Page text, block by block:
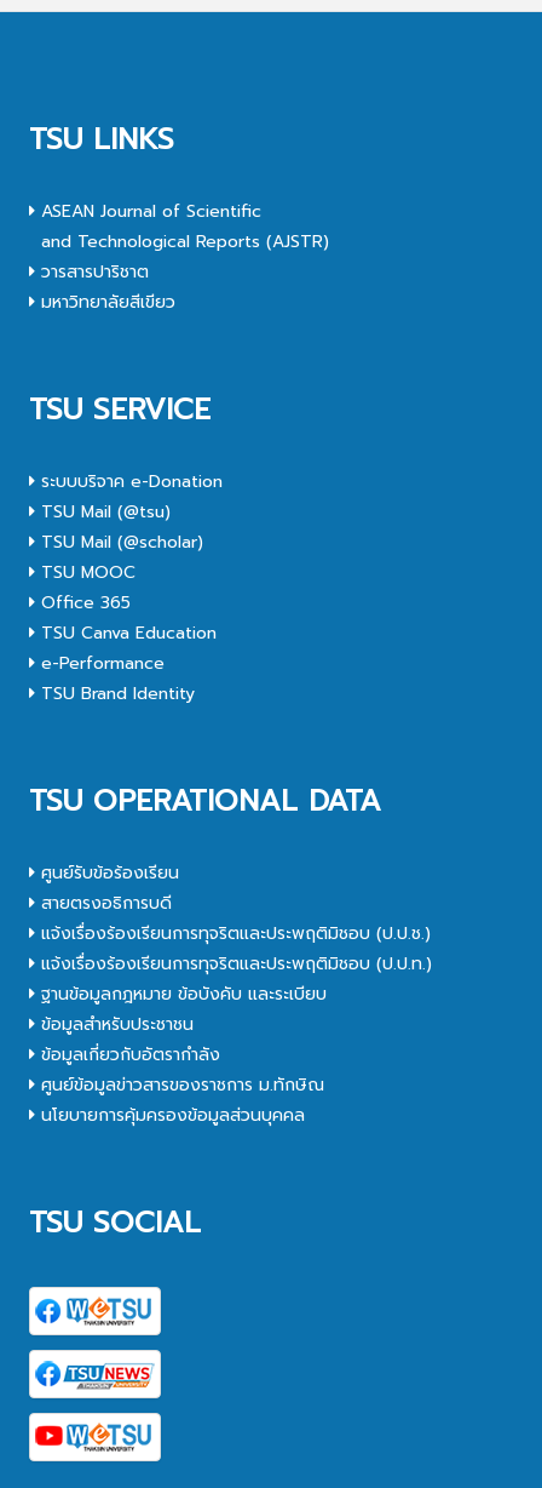
TSU LINKS
ASEAN Journal of Scientific
and Technological Reports (AJSTR)
วารสารปาริชาต
มหาวิทยาลัยสีเขียว
TSU SERVICE
ระบบบริจาค e-Donation
TSU Mail (@tsu)
TSU Mail (@scholar)
TSU MOOC
Office 365
TSU Canva Education
e-Performance
TSU Brand Identity
TSU OPERATIONAL DATA
ศูนย์รับข้อร้องเรียน
สายตรงอธิการบดี
แจ้งเรื่องร้องเรียนการทุจริตและประพฤติมิชอบ (ป.ป.ช.)
แจ้งเรื่องร้องเรียนการทุจริตและประพฤติมิชอบ (ป.ป.ท.)
ฐานข้อมูลกฎหมาย ข้อบังคับ และระเบียบ
ข้อมูลสำหรับประชาชน
ข้อมูลเกี่ยวกับอัตรากำลัง
ศูนย์ข้อมูลข่าวสารของราชการ ม.ทักษิณ
นโยบายการคุ้มครองข้อมูลส่วนบุคคล
TSU SOCIAL